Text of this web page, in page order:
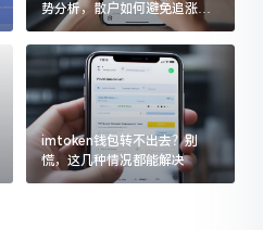
势分析，散户如何避免追涨杀
跌被套牢
imtoken钱包转不出去？别
慌，这几种情况都能解决